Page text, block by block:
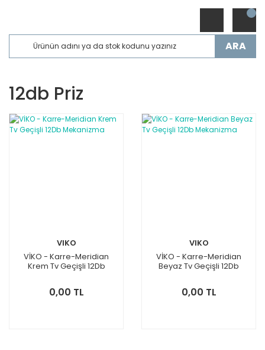
ARA
12db Priz
VIKO
VİKO - Karre-Meridian
Krem Tv Geçişli 12Db
0,00 TL
VIKO
VİKO - Karre-Meridian
Beyaz Tv Geçişli 12Db
0,00 TL